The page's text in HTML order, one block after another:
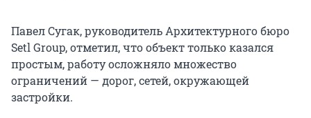
Павел Сугак, руководитель Архитектурного бюро
Setl Group, отметил, что объект только казался
простым, работу осложняло множество
ограничений — дорог, сетей, окружающей
застройки.